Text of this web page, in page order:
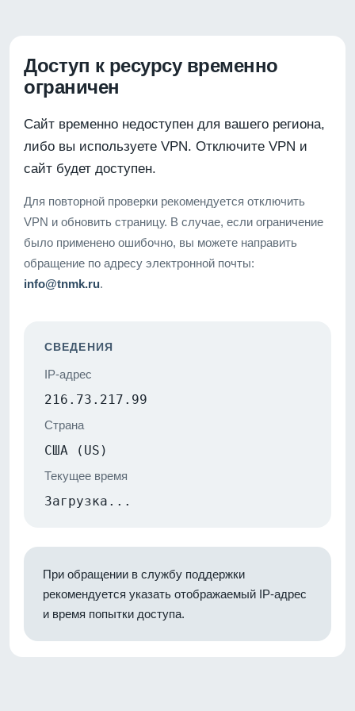
Доступ к ресурсу временно
ограничен
Сайт временно недоступен для вашего региона,
либо вы используете VPN. Отключите VPN и
сайт будет доступен.
Для повторной проверки рекомендуется отключить
VPN и обновить страницу. В случае, если ограничение
было применено ошибочно, вы можете направить
обращение по адресу электронной почты:
info@tnmk.ru.
СВЕДЕНИЯ
IP-адрес
216.73.217.99
Страна
США (US)
Текущее время
Загрузка...
При обращении в службу поддержки
рекомендуется указать отображаемый IP-адрес
и время попытки доступа.